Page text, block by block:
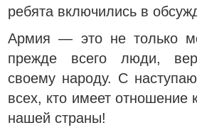
ребята включились в
Армия — это не только
прежде всего люди,
своему народу. С
всех, кто имеет отношение
нашей страны!